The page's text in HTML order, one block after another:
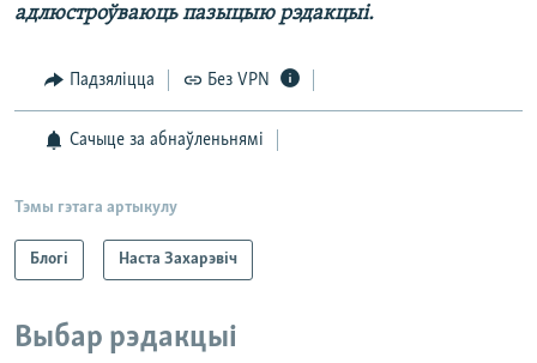
адлюстроўваюць пазыцыю рэдакцыі.
Падзяліцца Без VPN
Сачыце за абнаўленьнямі
Тэмы гэтага артыкулу
Блогі Наста Захарэвіч
Выбар рэдакцыі